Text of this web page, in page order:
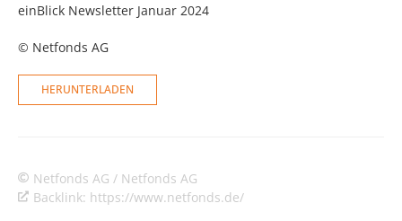
einBlick Newsletter Januar 2024
© Netfonds AG
HERUNTERLADEN
Netfonds AG / Netfonds AG
Backlink: https://www.netfonds.de/